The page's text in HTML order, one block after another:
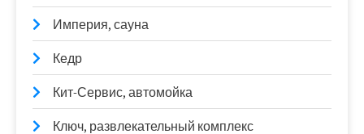
Империя, сауна
Кедр
Кит-Сервис, автомойка
Ключ, развлекательный комплекс